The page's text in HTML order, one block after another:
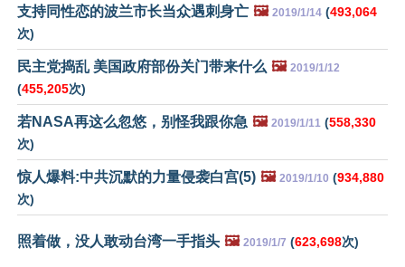
支持同性恋的波兰市长当众遇刺身亡 🖼️ 2019/1/14 (493,064
次)
民主党捣乱 美国政府部份关门带来什么 🖼️ 2019/1/12
(455,205次)
若NASA再这么忽悠，别怪我跟你急 🖼️ 2019/1/11 (558,330
次)
惊人爆料:中共沉默的力量侵袭白宫(5) 🖼️ 2019/1/10 (934,880
次)
照着做，没人敢动台湾一手指头 🖼️ 2019/1/7 (623,698次)